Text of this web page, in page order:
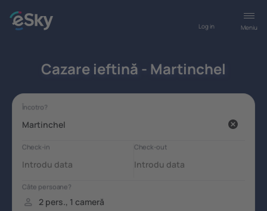
Meniu
Log in
Cazare ieftină - Martinchel